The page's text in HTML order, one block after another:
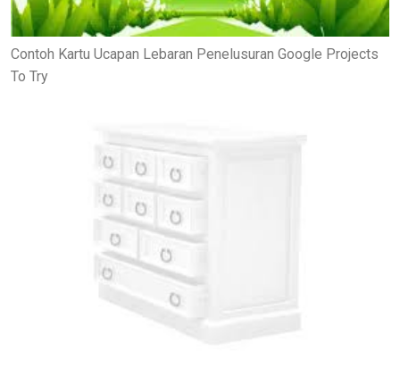
Contoh Kartu Ucapan Lebaran Penelusuran Google Projects
To Try